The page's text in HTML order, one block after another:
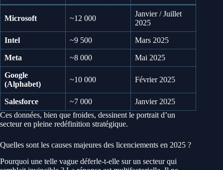
Microsoft ~12 000
Janvier / Juillet
2025
Intel ~9 500 Mars 2025
Meta ~8 000 Mai 2025
Google
(Alphabet)
~10 000 Février 2025
Salesforce ~7 000
Janvier 2025
Ces données, bien que froides, dessinent le portrait d’un
secteur en pleine redéfinition stratégique.
Quelles sont les causes majeures des licenciements en 2025 ?
Pourquoi une telle vague déferle-t-elle sur un secteur qui